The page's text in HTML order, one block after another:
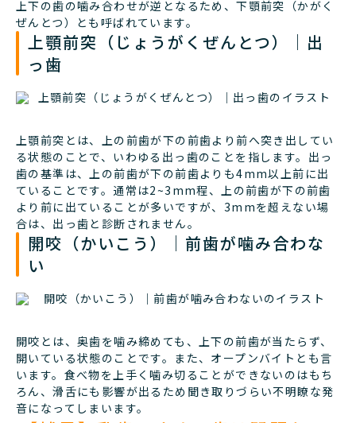
上下の歯の噛み合わせが逆となるため、下顎前突（かがく
ぜんとつ）とも呼ばれています。
上顎前突（じょうがくぜんとつ）｜出
っ歯
上顎前突とは、上の前歯が下の前歯より前へ突き出してい
る状態のことで、いわゆる出っ歯のことを指します。出っ
歯の基準は、上の前歯が下の前歯よりも4mm以上前に出
ていることです。通常は2~3mm程、上の前歯が下の前歯
より前に出ていることが多いですが、3mmを超えない場
合は、出っ歯と診断されません。
開咬（かいこう）｜前歯が噛み合わな
い
開咬とは、奥歯を噛み締めても、上下の前歯が当たらず、
開いている状態のことです。また、オープンバイトとも言
います。食べ物を上手く噛み切ることができないのはもち
ろん、滑舌にも影響が出るため聞き取りづらい不明瞭な発
音になってしまいます。